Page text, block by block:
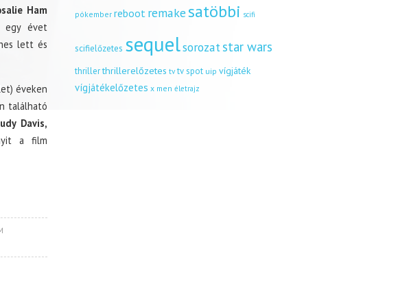
Ham
egy évet
lett és
éveken
található
Davis,
a film
pókember reboot remakesatöbbi scifi
scifielőzetes sequelsorozatstar wars
thrillerthrillerelőzetes tv tv spot uip vígjáték
vígjátékelőzetes x men életrajz